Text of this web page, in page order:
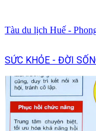
Tàu du lịch Huế -
SỨC KHỎE - ĐỜI